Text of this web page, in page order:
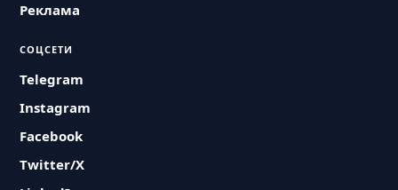
Реклама
СОЦСЕТИ
Telegram
Instagram
Facebook
Twitter/X